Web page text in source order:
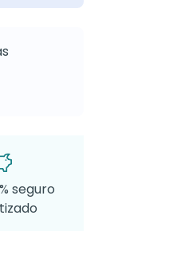
seguro